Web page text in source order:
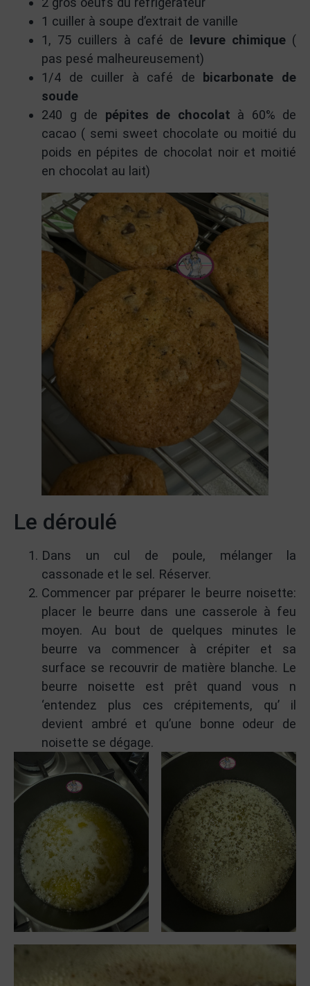
1 cuiller à soupe d’extrait de vanille
1, 75 cuillers à café de levure chimique (
pas pesé malheureusement)
1/4 de cuiller à café de bicarbonate de
soude
240 g de pépites de chocolat à 60% de
cacao ( semi sweet chocolate ou moitié du
poids en pépites de chocolat noir et moitié
en chocolat au lait)
Le déroulé
Dans un cul de poule, mélanger la
cassonade et le sel. Réserver.
Commencer par préparer le beurre noisette:
placer le beurre dans une casserole à feu
moyen. Au bout de quelques minutes le
beurre va commencer à crépiter et sa
surface se recouvrir de matière blanche. Le
beurre noisette est prêt quand vous n
‘entendez plus ces crépitements, qu’ il
devient ambré et qu’une bonne odeur de
noisette se dégage.